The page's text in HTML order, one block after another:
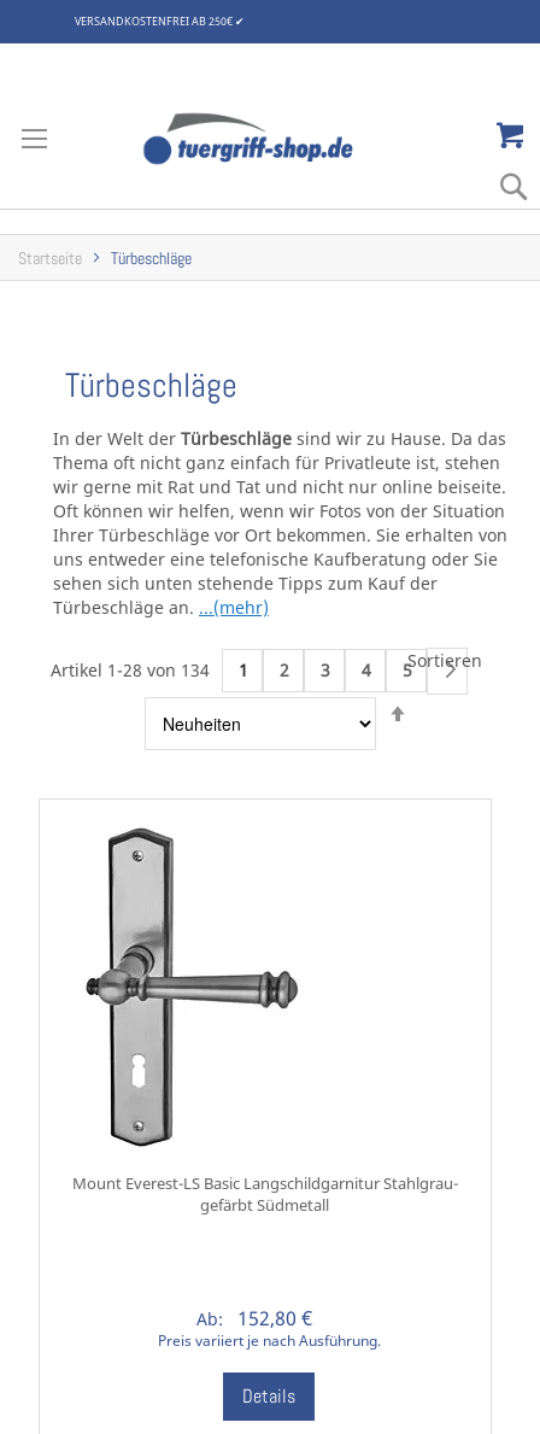
VERSANDKOSTENFREI AB 250€ ✔
springen
Startseite Türbeschläge
Türbeschläge
In der Welt der Türbeschläge sind wir zu Hause. Da das
Thema oft nicht ganz einfach für Privatleute ist, stehen
wir gerne mit Rat und Tat und nicht nur online beiseite.
Oft können wir helfen, wenn wir Fotos von der Situation
Ihrer Türbeschläge vor Ort bekommen. Sie erhalten von
uns entweder eine telefonische Kaufberatung oder Sie
sehen sich unten stehende Tipps zum Kauf der
Türbeschläge an. ...(mehr)
Artikel 1-28 von 134 1 2 3 4 5 Weiter
Sortieren
Mount Everest-LS Basic Langschildgarnitur Stahlgrau-
gefärbt Südmetall
Ab: 152,80 €
Preis variiert je nach Ausführung.
Details